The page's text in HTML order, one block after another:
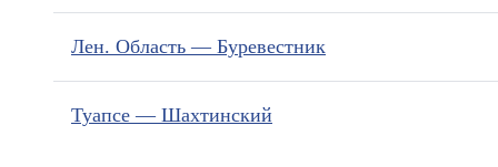
Лен. Область — Буревестник
Туапсе — Шахтинский